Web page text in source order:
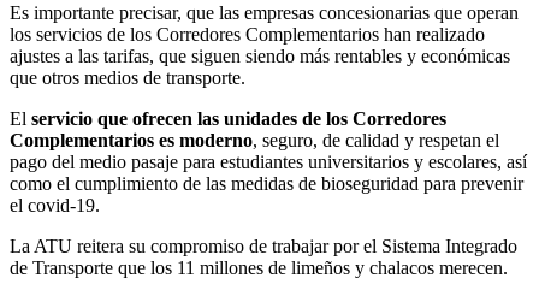
Es importante precisar, que las empresas concesionarias que operan
los servicios de los Corredores Complementarios han realizado
ajustes a las tarifas, que siguen siendo más rentables y económicas
que otros medios de transporte.
El servicio que ofrecen las unidades de los Corredores
Complementarios es moderno, seguro, de calidad y respetan el
pago del medio pasaje para estudiantes universitarios y escolares, así
como el cumplimiento de las medidas de bioseguridad para prevenir
el covid-19.
La ATU reitera su compromiso de trabajar por el Sistema Integrado
de Transporte que los 11 millones de limeños y chalacos merecen.